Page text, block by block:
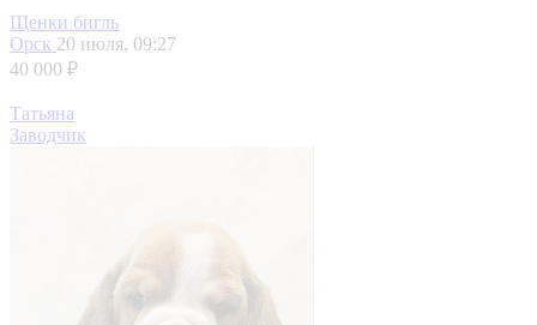
Щенки бигль
Орск 20 июля, 09:27
40 000 ₽
Татьяна
Заводчик